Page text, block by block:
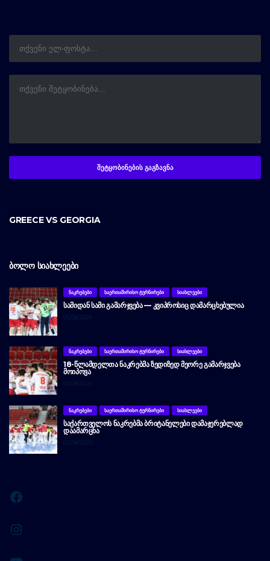
GREECE VS GEORGIA
ᲑᲝᲚᲝ ᲡᲘᲐᲮᲚᲔᲔᲑᲘ
ᲜᲐᲙᲠᲔᲑᲔᲑᲘ ᲡᲐᲔᲠᲗᲐᲨᲘᲠᲘᲡᲝ ᲢᲣᲠᲜᲘᲠᲔᲑᲘ ᲡᲘᲐᲮᲚᲔᲔᲑᲘ
ᲡᲐᲛᲘᲓᲐᲜ ᲡᲐᲛᲘ ᲒᲐᲛᲐᲠᲯᲕᲔᲑᲐ — ᲙᲕᲘᲞᲠᲝᲡᲘᲪ ᲓᲐᲛᲐᲠᲪᲮᲔᲑᲣᲚᲘᲐ
05/08/2026
ᲜᲐᲙᲠᲔᲑᲔᲑᲘ ᲡᲐᲔᲠᲗᲐᲨᲘᲠᲘᲡᲝ ᲢᲣᲠᲜᲘᲠᲔᲑᲘ ᲡᲘᲐᲮᲚᲔᲔᲑᲘ
18-ᲬᲚᲐᲛᲓᲔᲚᲗᲐ ᲜᲐᲙᲠᲔᲑᲛᲐ ᲖᲔᲓᲘᲖᲔᲓ ᲛᲔᲝᲠᲔ ᲒᲐᲛᲐᲠᲯᲕᲔᲑᲐ
ᲛᲝᲘᲞᲝᲕᲐ
03/08/2026
ᲜᲐᲙᲠᲔᲑᲔᲑᲘ ᲡᲐᲔᲠᲗᲐᲨᲘᲠᲘᲡᲝ ᲢᲣᲠᲜᲘᲠᲔᲑᲘ ᲡᲘᲐᲮᲚᲔᲔᲑᲘ
ᲡᲐᲥᲐᲠᲗᲕᲔᲚᲝᲡ ᲜᲐᲙᲠᲔᲑᲛᲐ ᲑᲠᲘᲢᲐᲜᲔᲚᲔᲑᲘ ᲓᲐᲛᲐᲯᲔᲠᲔᲑᲚᲐᲓ
ᲓᲐᲐᲛᲐᲠᲪᲮᲐ
02/08/2026
Facebook
Instagram